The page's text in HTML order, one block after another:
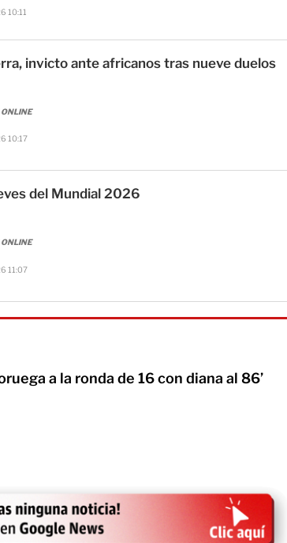
10:11
invicto ante africanos tras nueve duelos
10:17
del Mundial 2026
11:07
a la ronda de 16 con diana al 86’